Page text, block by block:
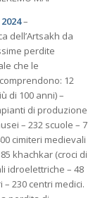
–
dell’Artsakh da
perdite
che le
12
di 100 anni) –
di produzione
– 232 scuole – 7
cimiteri medievali
khachkar (croci di
idroelettriche – 48
230 centri medici.